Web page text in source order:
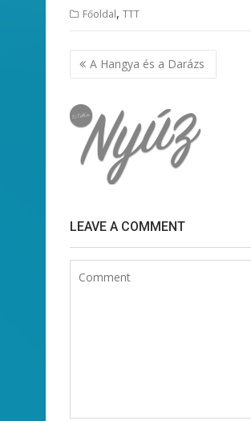
Főoldal, TTT
Bejegyzés
navigáció
A Hangya és a Darázs
LEAVE A COMMENT